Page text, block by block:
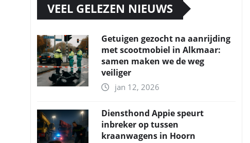
VEEL GELEZEN NIEUWS
Getuigen gezocht na aanrijding
met scootmobiel in Alkmaar:
samen maken we de weg
veiliger
jan 12, 2026
Diensthond Appie speurt
inbreker op tussen
kraanwagens in Hoorn